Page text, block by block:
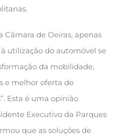
Câmara de Oeiras, apenas
utilização do automóvel se
da mobilidade,
e melhor oferta de
Esta é uma opinião
Executivo da Parques
que as soluções de